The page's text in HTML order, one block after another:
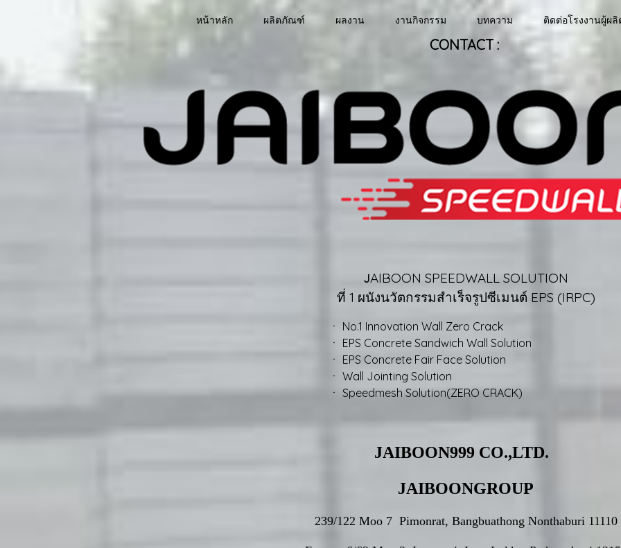
หน้าหลัก ผลิตภัณฑ์ ผลงาน งานกิจกรรม บทความ ติดต่อโรงงานผู้ผลิ
CONTACT :
JAIBOON SPEEDWALL SOLUTION
ที่ 1 ผนังนวัตกรรมสำเร็จรูปซีเมนต์ EPS (IRPC)
ㆍ No.1 Innovation Wall Zero Crack
ㆍ EPS Concrete Sandwich Wall Solution
ㆍ EPS Concrete Fair Face Solution
ㆍ Wall Jointing Solution
ㆍ Speedmesh Solution(ZERO CRACK)
JAIBOON999 CO.,LTD.
JAIBOONGROUP
239/122 Moo 7 Pimonrat, Bangbuathong Nonthaburi 11110